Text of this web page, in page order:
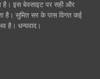
है। इस बेवसाइट पर सही और
है। सुमित सर के पास विगत कई
है। धन्यवाद।